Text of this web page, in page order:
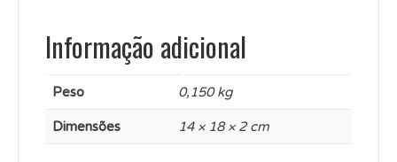
Informação adicional
Peso 0,150 kg
Dimensões 14 × 18 × 2 cm